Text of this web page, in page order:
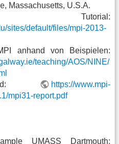
Massachusetts, U.S.A.
sites/default/files/mpi-2013-
anhand von Beispielen:
teaching/AOS/NINE/
https://www.mpi-
mpi31-report.pdf
UMASS Dartmouth: